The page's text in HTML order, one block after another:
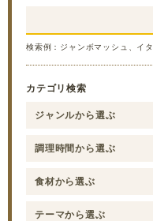
検索例：ジャンボマッシュ、イ
カテゴリ検索
ジャンルから選ぶ
調理時間から選ぶ
食材から選ぶ
テーマから選ぶ